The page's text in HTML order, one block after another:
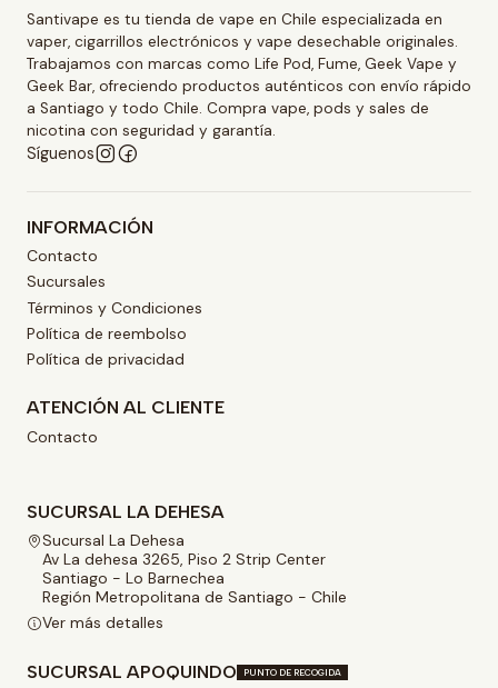
Santivape es tu tienda de vape en Chile especializada en
vaper, cigarrillos electrónicos y vape desechable originales.
Trabajamos con marcas como Life Pod, Fume, Geek Vape y
Geek Bar, ofreciendo productos auténticos con envío rápido
a Santiago y todo Chile. Compra vape, pods y sales de
nicotina con seguridad y garantía.
Síguenos
INFORMACIÓN
Contacto
Sucursales
Términos y Condiciones
Política de reembolso
Política de privacidad
ATENCIÓN AL CLIENTE
Contacto
SUCURSAL LA DEHESA
Sucursal La Dehesa
Av La dehesa 3265, Piso 2 Strip Center
Santiago - Lo Barnechea
Región Metropolitana de Santiago - Chile
Ver más detalles
SUCURSAL APOQUINDO PUNTO DE RECOGIDA